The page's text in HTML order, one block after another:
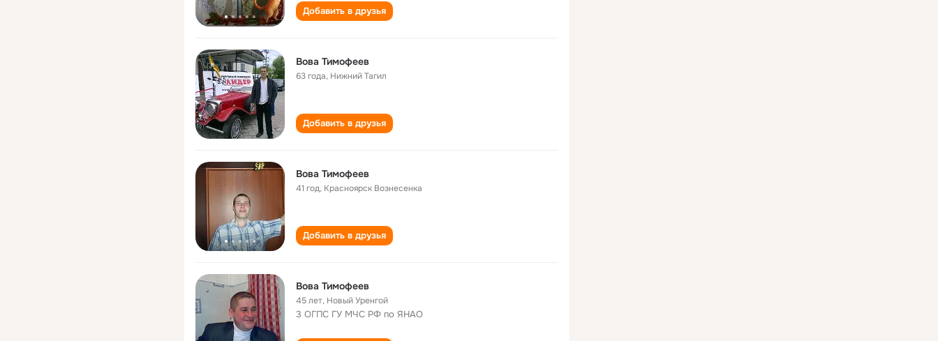
Добавить в друзья
Вова Тимофеев
63 года, Нижний Тагил
Добавить в друзья
Вова Тимофеев
41 год, Красноярск Вознесенка
Добавить в друзья
Вова Тимофеев
45 лет, Новый Уренгой
3 ОГПС ГУ МЧС РФ по ЯНАО